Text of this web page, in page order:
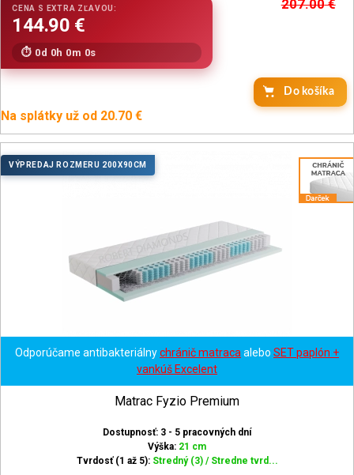
207.00€
0d 0h 0m 0s
Do košíka
Na splátky už od 20.70 €
VÝPREDAJ ROZMERU 200X90CM
Odporúčame antibakteriálnychránič matraca alebo SET paplón +
vankúš Excelent
Matrac Fyzio Premium
Dostupnosť: 3 - 5 pracovných dní
Výška: 21 cm
Tvrdosť (1 až 5): Stredný (3) / Stredne tvrd...